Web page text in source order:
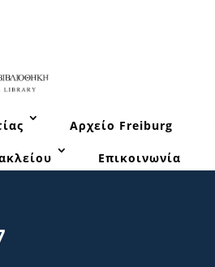
Αρχείο Freiburg
Επικοινωνία